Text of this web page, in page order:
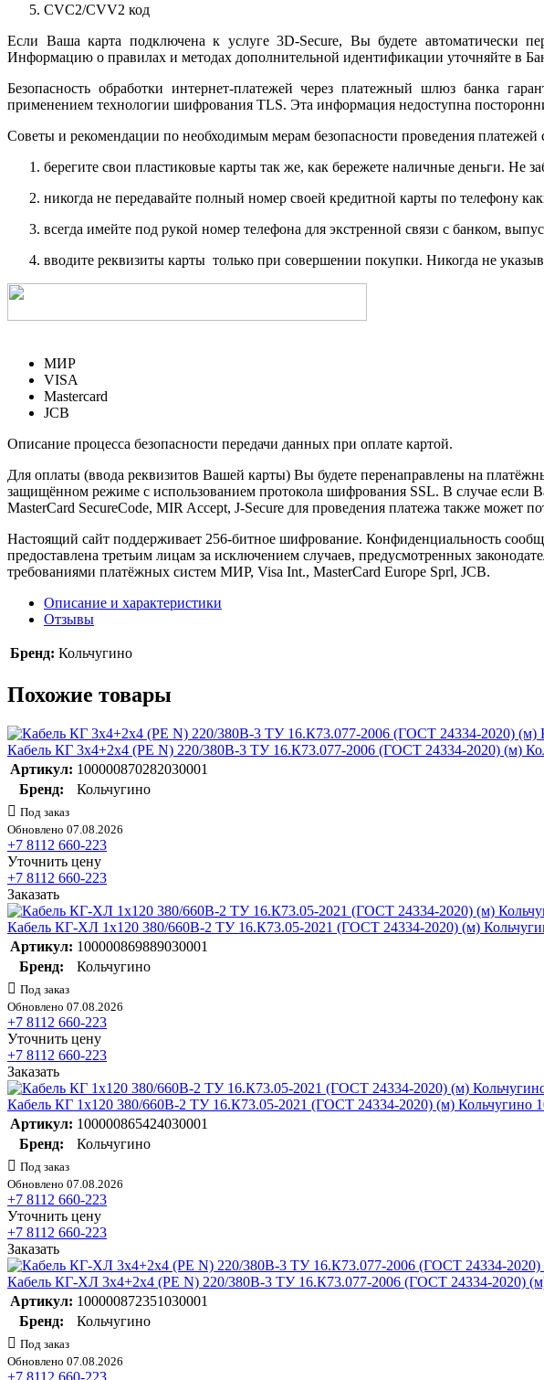
CVC2/CVV2 код
Если Ваша карта подключена к услуге 3D-Secure, Вы будете автоматически
Информацию о правилах и методах дополнительной идентификации уточняйте в
Безопасность обработки интернет-платежей через платежный шлюз банка
применением технологии шифрования TLS. Эта информация недоступна
Советы и рекомендации по необходимым мерам безопасности проведения платежей
берегите свои пластиковые карты так же, как бережете наличные деньги. Не
никогда не передавайте полный номер своей кредитной карты по телефону
всегда имейте под рукой номер телефона для экстренной связи с банком,
вводите реквизиты карты только при совершении покупки. Никогда не
МИР
VISA
Mastercard
JCB
Описание процесса безопасности передачи данных при оплате картой.
Для оплаты (ввода реквизитов Вашей карты) Вы будете перенаправлены на
защищённом режиме с использованием протокола шифрования SSL. В случае если
MasterCard SecureCode, MIR Accept, J-Secure для проведения платежа также может
Настоящий сайт поддерживает 256-битное шифрование. Конфиденциальность
предоставлена третьим лицам за исключением случаев, предусмотренных
требованиями платёжных систем МИР, Visa Int., MasterCard Europe Sprl, JCB.
Описание и характеристики
Отзывы
Бренд: Кольчугино
Похожие товары
Кабель КГ 3х4+2х4 (PE N) 220/380В-3 ТУ 16.К73.077-2006 (ГОСТ 24334-2020) (м)
Артикул: 100000870282030001
Бренд:
Кольчугино
Под заказ
Обновлено 07.08.2026
+7 8112 660-223
Уточнить цену
+7 8112 660-223
Заказать
Кабель КГ-ХЛ 1х120 380/660В-2 ТУ 16.К73.05-2021 (ГОСТ 24334-2020) (м)
Артикул: 100000869889030001
Бренд:
Кольчугино
Под заказ
Обновлено 07.08.2026
+7 8112 660-223
Уточнить цену
+7 8112 660-223
Заказать
Кабель КГ 1х120 380/660В-2 ТУ 16.К73.05-2021 (ГОСТ 24334-2020) (м) Кольчугино
Артикул: 100000865424030001
Бренд:
Кольчугино
Под заказ
Обновлено 07.08.2026
+7 8112 660-223
Уточнить цену
+7 8112 660-223
Заказать
Кабель КГ-ХЛ 3х4+2х4 (PE N) 220/380В-3 ТУ 16.К73.077-2006 (ГОСТ 24334-2020) (м)
Артикул: 100000872351030001
Бренд:
Кольчугино
Под заказ
Обновлено 07.08.2026
+7 8112 660-223